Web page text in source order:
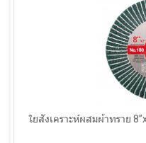
ใยสังเคราะห์ผสมผ้าทราย